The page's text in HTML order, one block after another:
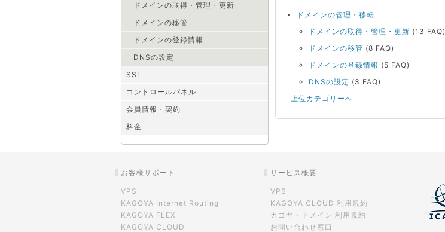
ドメインの取得・管理・更新
ドメインの移管
ドメインの登録情報
DNSの設定
SSL
コントロールパネル
会員情報・契約
料金
ドメインの管理・移転
ドメインの取得・管理・更新 (13 FAQ)
ドメインの移管 (8 FAQ)
ドメインの登録情報 (5 FAQ)
DNSの設定 (3 FAQ)
上位カテゴリーへ
お客様サポート
VPS
KAGOYA Internet Routing
KAGOYA FLEX
KAGOYA CLOUD
サービス概要
VPS
KAGOYA CLOUD 利用規約
カゴヤ・ドメイン 利用規約
お問い合わせ窓口